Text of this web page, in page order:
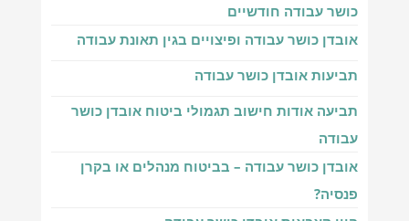
כושר עבודה חודשיים
אובדן כושר עבודה ופיצויים בגין תאונת עבודה
תביעות אובדן כושר עבודה
תביעה אודות חישוב תגמולי ביטוח אובדן כושר
עבודה
אובדן כושר עבודה – בביטוח מנהלים או בקרן
פנסיה?